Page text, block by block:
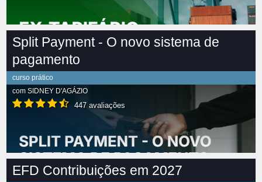
Split Payment - O novo sistema de
pagamento
curso prático
com SIDNEY D'AGÁZIO
447 avaliações
EFD Contribuições em 2027